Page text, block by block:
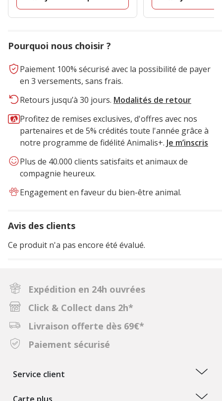
29.99€
2.99€
Pourquoi nous choisir ?
Paiement 100% sécurisé avec la possibilité de payer
en 3 versements, sans frais.
Retours jusqu’à 30 jours. Modalités de retour
Profitez de remises exclusives, d'offres avec nos
partenaires et de 5% crédités toute l'année grâce à
notre programme de fidélité Animalis+. Je m’inscris
Plus de 40.000 clients satisfaits et animaux de
compagnie heureux.
Engagement en faveur du bien-être animal.
Avis des clients
Ce produit n'a pas encore été évalué.
Expédition en 24h ouvrées
Click & Collect dans 2h*
Livraison offerte dès 69€*
Paiement sécurisé
Service client